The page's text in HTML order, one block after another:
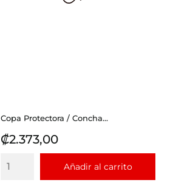
Copa Protectora / Concha...
Precio
₡2.373,00
Añadir al carrito